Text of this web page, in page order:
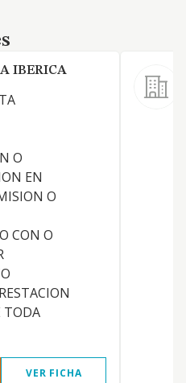
IBERICA
O
EN
O
CON O
TODA
VER FICHA